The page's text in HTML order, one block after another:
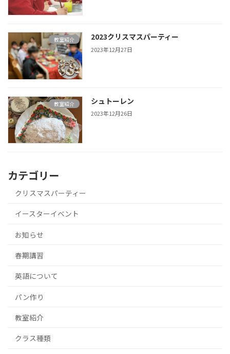
教室紹介 2023クリスマスパーティー
2023年12月27日
教室紹介 シュトーレン
2023年12月26日
カテゴリー
クリスマスパーティー
イースターイベント
お知らせ
春期講習
英語について
パン作り
教室紹介
クラス種類